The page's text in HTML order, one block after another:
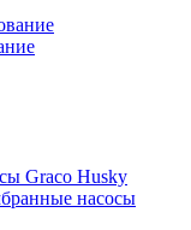
Graco Husky